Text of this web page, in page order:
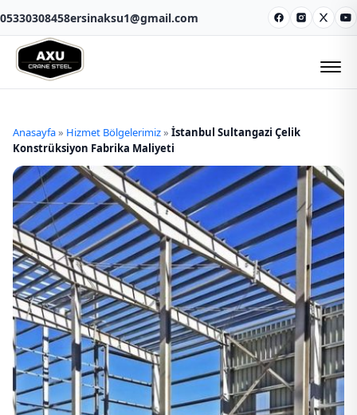
05330308458ersinaksu1@gmail.com Facebook
Instagram
X
Anasayfa» Hizmet Bölgelerimiz» İstanbul Sultangazi Çelik
Konstrüksiyon Fabrika Maliyeti